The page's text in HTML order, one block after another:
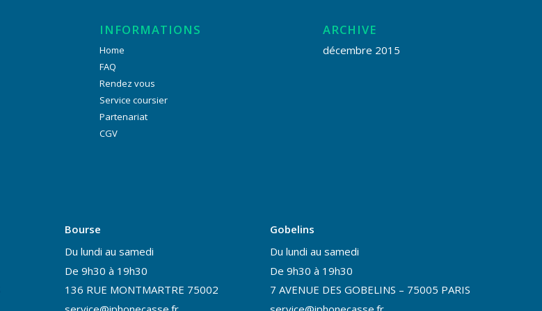
INFORMATIONS
Home
FAQ
Rendez vous
Service coursier
Partenariat
CGV
ARCHIVE
décembre 2015
Bourse
Du lundi au samedi
De 9h30 à 19h30
136 RUE MONTMARTRE 75002
Gobelins
Du lundi au samedi
De 9h30 à 19h30
7 AVENUE DES GOBELINS – 75005 PARIS